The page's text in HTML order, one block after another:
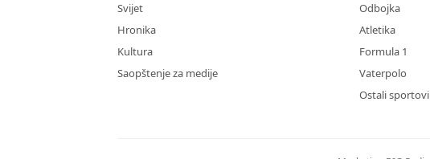
Svijet
Hronika
Kultura
Saopštenje za medije
Odbojka
Atletika
Formula 1
Vaterpolo
Ostali sportovi